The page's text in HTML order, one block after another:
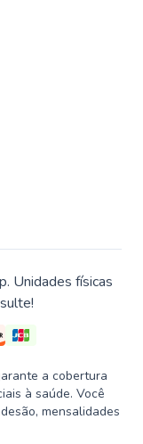
Unidades físicas
a cobertura
à saúde. Você
mensalidades